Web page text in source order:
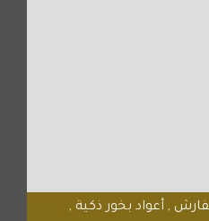
, أعواد بخور ذكية ,